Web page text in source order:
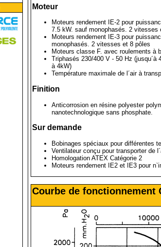
Moteur
Moteurs rendement IE-2 pour
7.5 kW. sauf monophasés. 2 vitesses
Moteurs rendement IE-3 pour
monophasés. 2 vitesses et 8 pôles
Moteurs classe F. avec roulements à
Triphasés 230/400 V - 50 Hz
à 4kW)
Température maximale de l´air à
Finition
Anticorrosion en résine polyester
nanotechnologique sans phosphate.
Sur demande
Bobinages spéciaux pour différentes
Ventilateur conçu pour transporter de
Homologation ATEX Catégorie 2
Moteurs rendement IE2 et IE3 pour
Courbe de fonctionnement